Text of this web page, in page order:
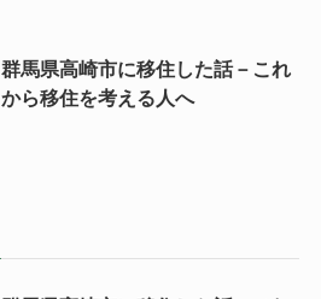
群馬県高崎市に移住した話－これ
から移住を考える人へ